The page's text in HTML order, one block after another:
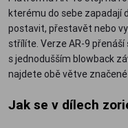
kterému do sebe zapadají
postavit, přestavět nebo
střílíte. Verze AR-9
s jednodušším blowback
najdete obě větve
Jak se v dílech